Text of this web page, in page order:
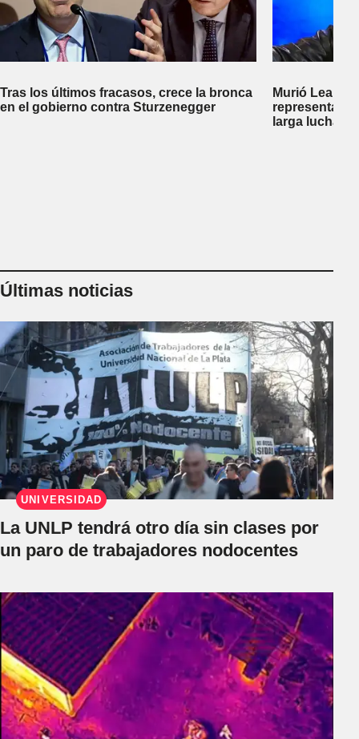
Tras los últimos fracasos, crece la bronca
en el gobierno contra Sturzenegger
Murió
larga lucha
Últimas noticias
UNIVERSIDAD
La UNLP tendrá otro día sin clases por
un paro de trabajadores nodocentes